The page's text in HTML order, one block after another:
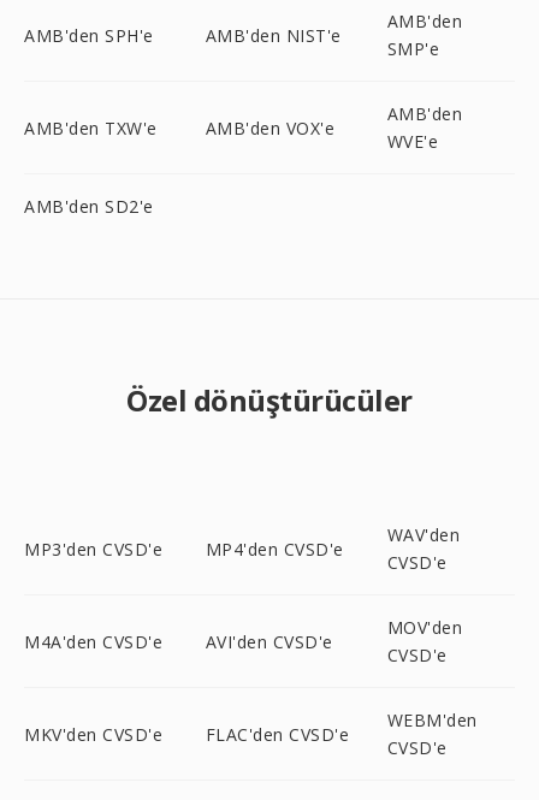
AMB'den SPH'e AMB'den NIST'e
AMB'den
SMP'e
AMB'den TXW'e AMB'den VOX'e
AMB'den
WVE'e
AMB'den SD2'e
Özel dönüştürücüler
MP3'den CVSD'e MP4'den CVSD'e
WAV'den
CVSD'e
M4A'den CVSD'e AVI'den CVSD'e
MOV'den
CVSD'e
MKV'den CVSD'e FLAC'den CVSD'e
WEBM'den
CVSD'e